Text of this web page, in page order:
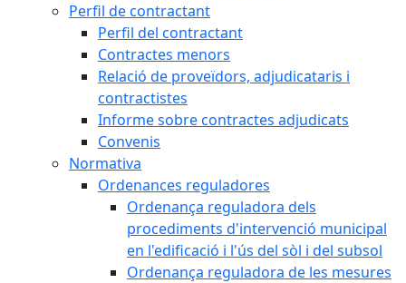
Perfil de contractant
Perfil del contractant
Contractes menors
Relació de proveïdors, adjudicataris i
contractistes
Informe sobre contractes adjudicats
Convenis
Normativa
Ordenances reguladores
Ordenança reguladora dels
procediments d'intervenció municipal
en l'edificació i l'ús del sòl i del subsol
Ordenança reguladora de les mesures